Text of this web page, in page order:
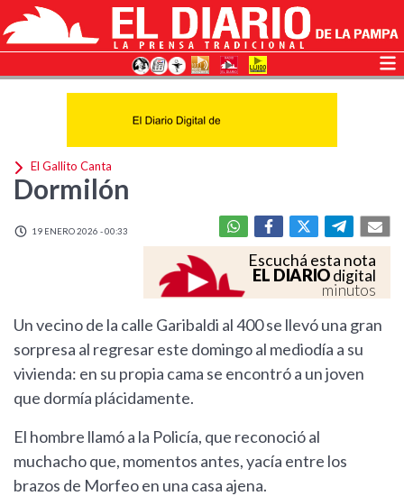
El Gallito Canta
Dormilón
19 ENERO 2026 - 00:33
Escuchá esta nota
EL DIARIOdigital
minutos
Un vecino de la calle Garibaldi al 400 se llevó una gran
sorpresa al regresar este domingo al mediodía a su
vivienda: en su propia cama se encontró a un joven
que dormía plácidamente.
El hombre llamó a la Policía, que reconoció al
muchacho que, momentos antes, yacía entre los
brazos de Morfeo en una casa ajena.